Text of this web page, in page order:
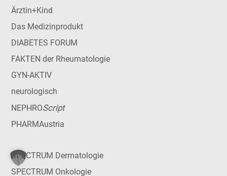
Ärztin+Kind
Das Medizinprodukt
DIABETES FORUM
FAKTEN der Rheumatologie
GYN-AKTIV
neurologisch
NEPHROScript
PHARMAustria
SPECTRUM Dermatologie
SPECTRUM Onkologie